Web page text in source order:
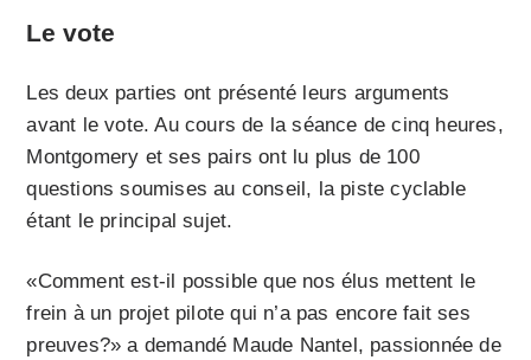
Le vote
Les deux parties ont présenté leurs arguments
avant le vote. Au cours de la séance de cinq heures,
Montgomery et ses pairs ont lu plus de 100
questions soumises au conseil, la piste cyclable
étant le principal sujet.
«Comment est-il possible que nos élus mettent le
frein à un projet pilote qui n’a pas encore fait ses
preuves?» a demandé Maude Nantel, passionnée de